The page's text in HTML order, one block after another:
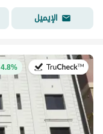
الإيميل
في:8 يوليو 20264.8% خصم